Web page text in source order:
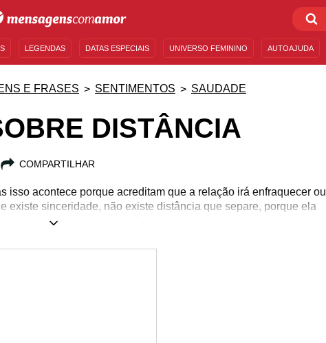
LEGENDAS DATAS ESPECIAIS UNIVERSO FEMININO AUTOAJUDA
E FRASES SENTIMENTOS SAUDADE
DISTÂNCIA
COMPARTILHAR
isso acontece porque acreditam que a relação irá enfraquecer ou
existe sinceridade, não existe distância que separe, porque ela
corpos e nunca corações.